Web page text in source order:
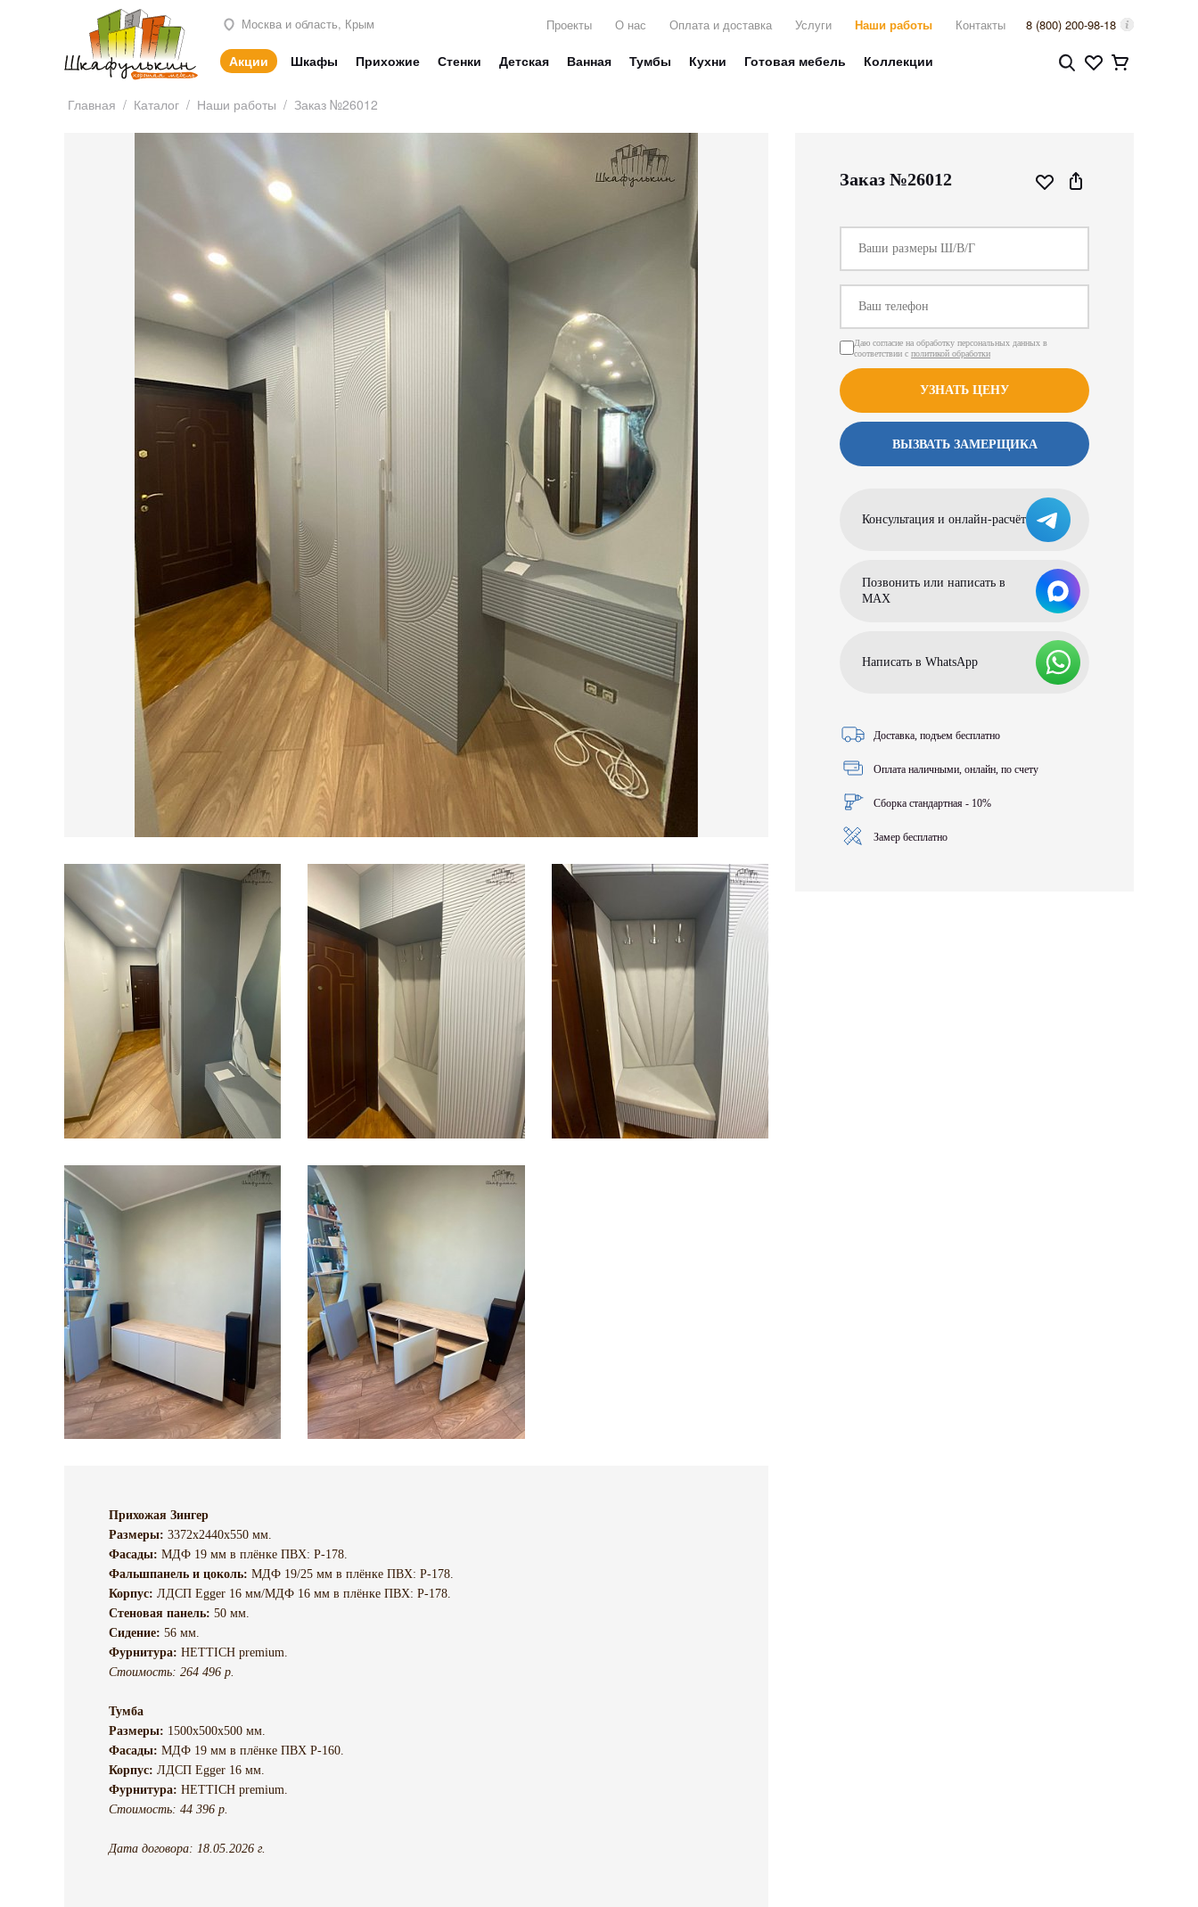
Москва и область, Крым Проекты О нас Оплата и доставка Услуги Наши работы Контакты 8 (800) 200-98-18
Акции Шкафы Прихожие Стенки Детская Ванная Тумбы Кухни Готовая мебель Коллекции
Главная / Каталог / Наши работы / Заказ №26012
Прихожая Зингер
Размеры: 3372х2440х550 мм.
Фасады: МДФ 19 мм в плёнке ПВХ: P-178.
Фальшпанель и цоколь: МДФ 19/25 мм в плёнке ПВХ: P-178.
Корпус: ЛДСП Egger 16 мм/МДФ 16 мм в плёнке ПВХ: P-178.
Стеновая панель: 50 мм.
Сидение: 56 мм.
Фурнитура: HETTICH premium.
Стоимость: 264 496 р.
Тумба
Размеры: 1500х500х500 мм.
Фасады: МДФ 19 мм в плёнке ПВХ P-160.
Корпус: ЛДСП Egger 16 мм.
Фурнитура: HETTICH premium.
Стоимость: 44 396 р.
Дата договора: 18.05.2026 г.
Заказ №26012
Даю согласие на обработку персональных данных в
соответствии с политикой обработки
УЗНАТЬ ЦЕНУ
ВЫЗВАТЬ ЗАМЕРЩИКА
Консультация и онлайн-расчёт
Позвонить или написать в
МАХ
Написать в WhatsApp
Доставка, подъем бесплатно
Оплата наличными, онлайн, по счету
Сборка стандартная - 10%
Замер бесплатно